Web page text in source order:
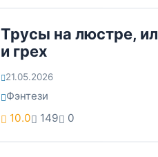
Трусы на люстре,
и грех
21.05.2026
Фэнтези
10.0
149 0